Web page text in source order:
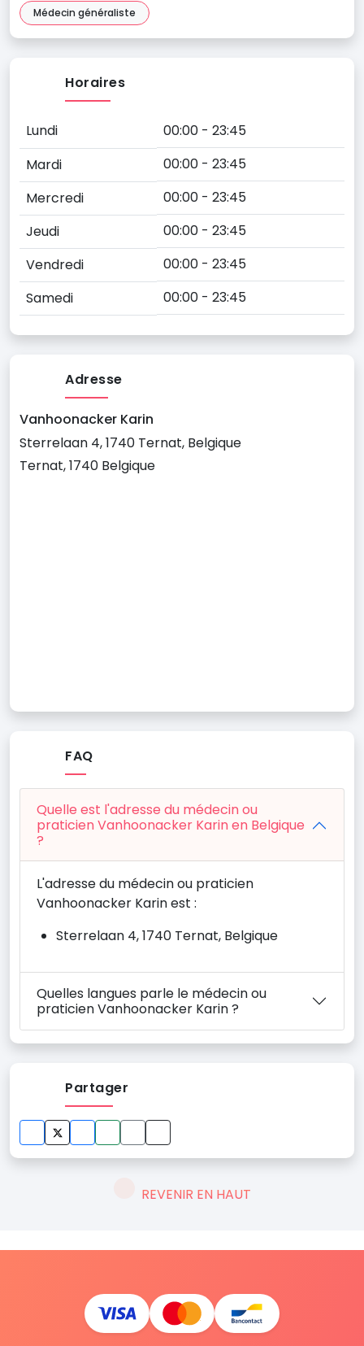
Médecin généraliste
Horaires
Lundi
00:00 - 23:45
Mardi
00:00 - 23:45
Mercredi
00:00 - 23:45
Jeudi
00:00 - 23:45
Vendredi
00:00 - 23:45
Samedi
00:00 - 23:45
Adresse
Vanhoonacker Karin
Sterrelaan 4, 1740 Ternat, Belgique
Ternat, 1740 Belgique
FAQ
Quelle est l'adresse du médecin ou
praticien Vanhoonacker Karin en Belgique
?
L'adresse du médecin ou praticien
Vanhoonacker Karin est :
Sterrelaan 4, 1740 Ternat, Belgique
Quelles langues parle le médecin ou
praticien Vanhoonacker Karin ?
Partager
REVENIR EN HAUT